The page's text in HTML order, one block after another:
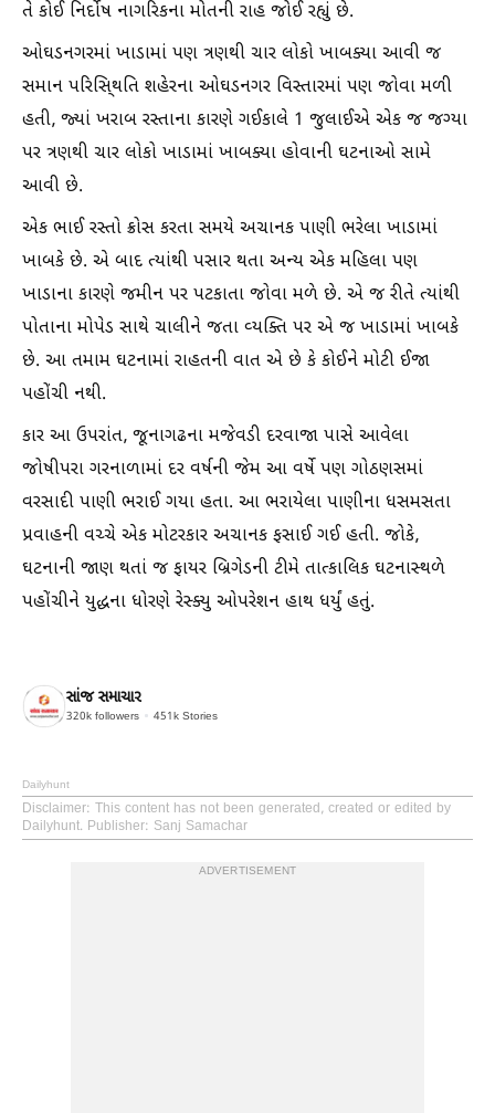
તે કોઈ નિર્દોષ નાગરિકના મોતની રાહ જોઈ રહ્યું છે.
ઓઘડનગરમાં ખાડામાં પણ ત્રણથી ચાર લોકો ખાબક્યા આવી જ
સમાન પરિસિ્થતિ શહેરના ઓઘડનગર વિસ્તારમાં પણ જોવા મળી
હતી, જ્યાં ખરાબ રસ્તાના કારણે ગઈકાલે 1 જુલાઈએ એક જ જગ્યા
પર ત્રણથી ચાર લોકો ખાડામાં ખાબક્યા હોવાની ઘટનાઓ સામે
આવી છે.
એક ભાઈ રસ્તો ક્રોસ કરતા સમયે અચાનક પાણી ભરેલા ખાડામાં
ખાબકે છે. એ બાદ ત્યાંથી પસાર થતા અન્ય એક મહિલા પણ
ખાડાના કારણે જમીન પર પટકાતા જોવા મળે છે. એ જ રીતે ત્યાંથી
પોતાના મોપેડ સાથે ચાલીને જતા વ્યક્તિ પર એ જ ખાડામાં ખાબકે
છે. આ તમામ ઘટનામાં રાહતની વાત એ છે કે કોઈને મોટી ઈજા
પહોંચી નથી.
કાર આ ઉપરાંત, જૂનાગઢના મજેવડી દરવાજા પાસે આવેલા
જોષીપરા ગરનાળામાં દર વર્ષની જેમ આ વર્ષે પણ ગોઠણસમાં
વરસાદી પાણી ભરાઈ ગયા હતા. આ ભરાયેલા પાણીના ધસમસતા
પ્રવાહની વચ્ચે એક મોટરકાર અચાનક ફસાઈ ગઈ હતી. જોકે,
ઘટનાની જાણ થતાં જ ફાયર બ્રિગેડની ટીમે તાત્કાલિક ઘટનાસ્થળે
પહોંચીને યુદ્ધના ધોરણે રેસ્ક્યુ ઓપરેશન હાથ ધર્યું હતું.
સાંજ સમાચાર
320k followers 451k Stories
Dailyhunt
Disclaimer: This content has not been generated, created or edited by
Dailyhunt. Publisher: Sanj Samachar
ADVERTISEMENT